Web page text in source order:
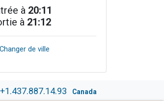
à 20:11
à 21:12
de ville
+1.437.887.14.93 Canada